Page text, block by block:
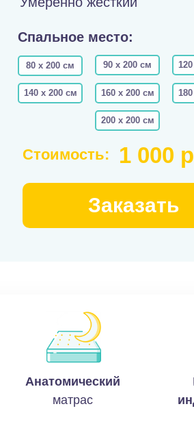
80 х 200 см 90 х 200 см
140 х 200 см 160 х 200 см
200 х 200 см
Спальное место:
Стоимость: 1 000
Заказать
Анатомический
матрас